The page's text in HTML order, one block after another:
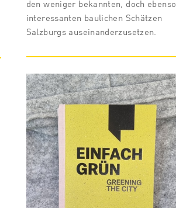
den weniger bekannten, doch ebenso
interessanten baulichen Schätzen
Salzburgs auseinanderzusetzen.